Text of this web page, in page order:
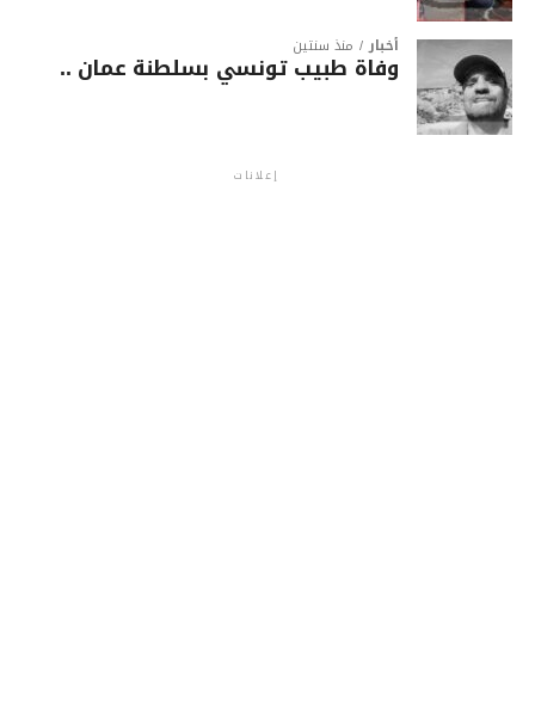
أخبار منذ سنتين
وفاة طبيب تونسي بسلطنة عمان ..
إعلانات